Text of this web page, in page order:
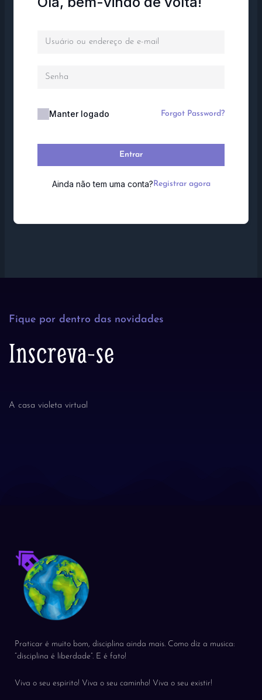
Manter logado Forgot Password?
Entrar
Ainda não tem uma conta? Registrar agora
Fique por dentro das novidades
Inscreva-se
A casa violeta virtual
Praticar é muito bom, disciplina ainda mais. Como diz a musica:
“disciplina é liberdade”. E é fato!
Viva o seu espirito! Viva o seu caminho! Viva o seu existir!